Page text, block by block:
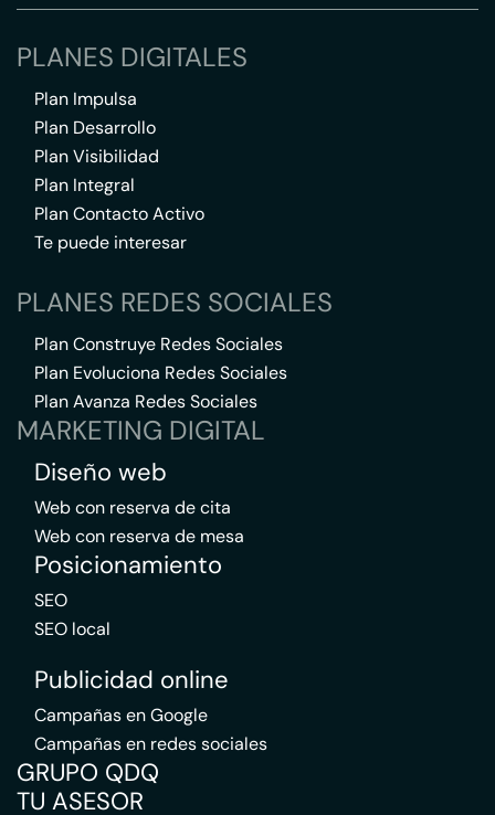
PLANES DIGITALES
Plan Impulsa
Plan Desarrollo
Plan Visibilidad
Plan Integral
Plan Contacto Activo
Te puede interesar
PLANES REDES SOCIALES
Plan Construye Redes Sociales
Plan Evoluciona Redes Sociales
Plan Avanza Redes Sociales
MARKETING DIGITAL
Diseño web
Web con reserva de cita
Web con reserva de mesa
Posicionamiento
SEO
SEO local
Publicidad online
Campañas en Google
Campañas en redes sociales
GRUPO QDQ
TU ASESOR